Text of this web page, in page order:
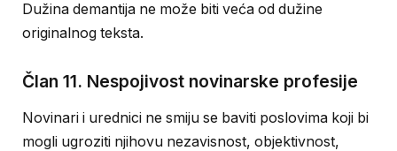
Dužina demantija ne može biti veća od dužine
originalnog teksta.
Član 11. Nespojivost novinarske profesije
Novinari i urednici ne smiju se baviti poslovima koji bi
mogli ugroziti njihovu nezavisnost, objektivnost,